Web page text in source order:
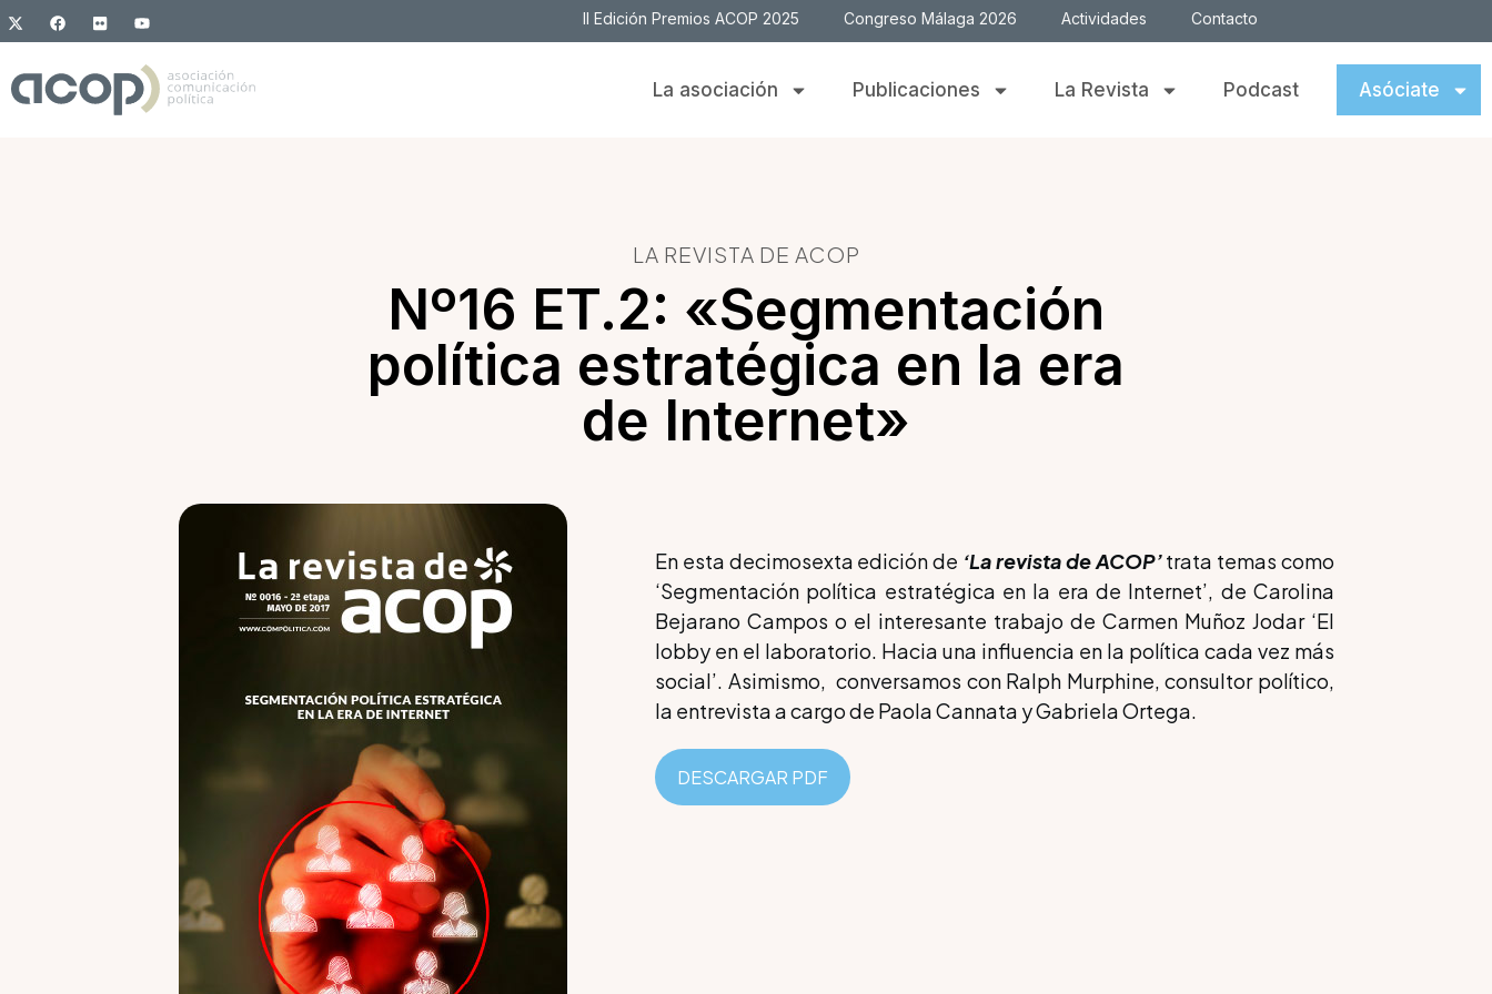
II Edición Premios ACOP 2025 Congreso Málaga 2026 Actividades Contacto
La asociación Publicaciones La Revista Podcast Asóciate
LA REVISTA DE ACOP
Nº16 ET.2: «Segmentación
política estratégica en la era
de Internet»
En esta decimosexta edición de ‘La revista de ACOP’trata temas como
‘Segmentación política estratégica en la era de Internet’, de Carolina
Bejarano Campos o el interesante trabajo de Carmen Muñoz Jodar ‘El
lobby en el laboratorio. Hacia una influencia en la política cada vez más
social’. Asimismo, conversamos con Ralph Murphine, consultor político,
la entrevista a cargo de Paola Cannata y Gabriela Ortega.
DESCARGAR PDF